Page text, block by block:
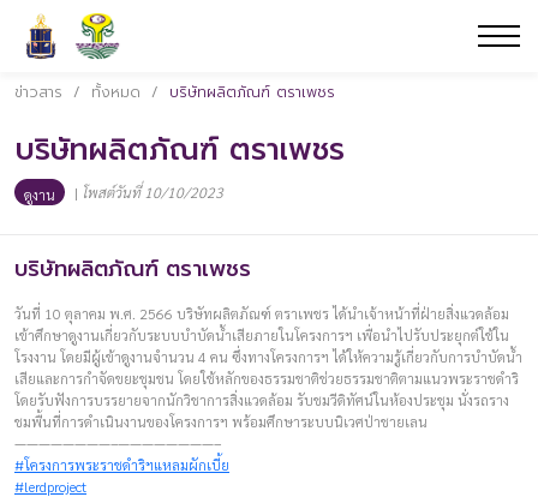
ข่าวสาร / ทั้งหมด / บริษัทผลิตภัณฑ์ ตราเพชร
บริษัทผลิตภัณฑ์ ตราเพชร
ดูงาน | โพสต์วันที่ 10/10/2023
บริษัทผลิตภัณฑ์ ตราเพชร
วันที่ 10 ตุลาคม พ.ศ. 2566 บริษัทผลิตภัณฑ์ ตราเพชร ได้นำเจ้าหน้าที่ฝ่ายสิ่งแวดล้อม
เข้าศึกษาดูงานเกี่ยวกับระบบบำบัดน้ำเสียภายในโครงการฯ เพื่อนำไปรับประยุกต์ใช้ใน
โรงงาน โดยมีผู้เข้าดูงานจำนวน 4 คน ซึ่งทางโครงการฯ ได้ให้ความรู้เกี่ยวกับการบำบัดน้ำ
เสียและการกำจัดขยะชุมชน โดยใช้หลักของธรรมชาติช่วยธรรมชาติตามแนวพระราชดำริ
โดยรับฟังการบรรยายจากนักวิชาการสิ่งแวดล้อม รับชมวีดิทัศน์ในห้องประชุม นั่งรถราง
ชมพื้นที่การดำเนินงานของโครงการฯ พร้อมศึกษาระบบนิเวศป่าชายเลน
————————–————————–
#โครงการพระราชดำริฯแหลมผักเบี้ย
#lerdproject